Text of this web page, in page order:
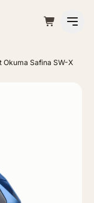
Okuma Safina SW-X